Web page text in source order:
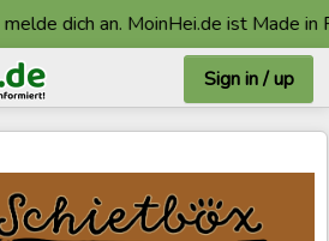
dich an. MoinHei.de ist Made in
Sign in / up